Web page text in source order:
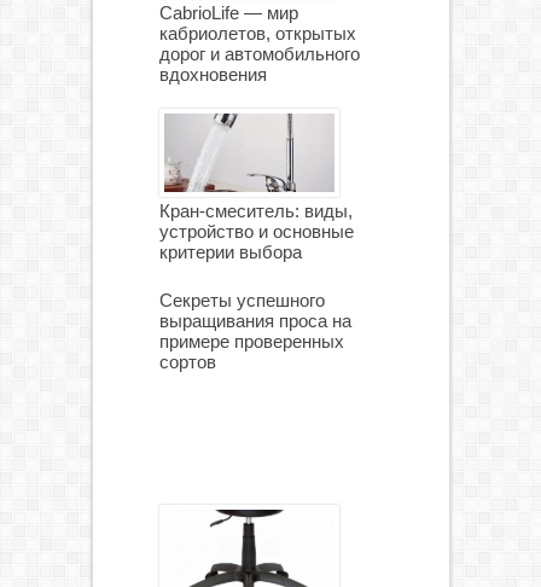
CabrioLife — мир
кабриолетов, открытых
дорог и автомобильного
вдохновения
Кран-смеситель: виды,
устройство и основные
критерии выбора
Секреты успешного
выращивания проса на
примере проверенных
сортов